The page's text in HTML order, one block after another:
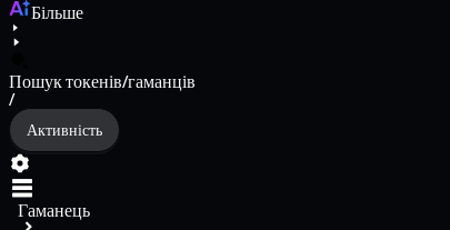
Більше
Пошук токенів/гаманців
/
Активність
Гаманець